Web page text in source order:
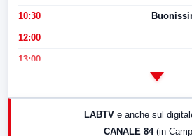
10:30
12:00
13:00
LABTV e anche sul
CANALE 84 (in